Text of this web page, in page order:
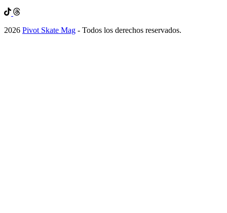
2026 Pivot Skate Mag - Todos los derechos reservados.